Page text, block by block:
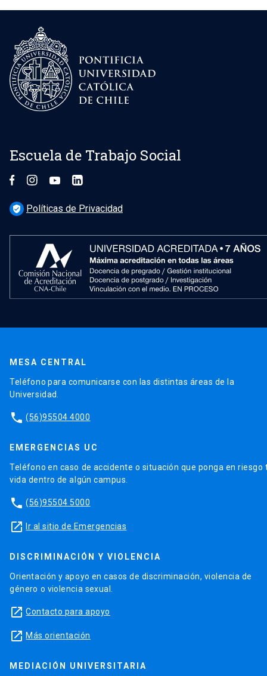
Escuela de Trabajo Social
verified_user Políticas de Privacidad
MESA CENTRAL
Teléfono para comunicarse con las distintas áreas de la
Universidad.
phone (56)95504 4000
EMERGENCIAS UC
Teléfono en caso de accidente o situación que ponga en riesgo
vida dentro de algún campus.
phone (56)95504 5000
launch Ir al sitio de Emergencias
DISCRIMINACIÓN Y VIOLENCIA
Orientación y apoyo en casos de discriminación, violencia de
género o violencia sexual.
launch Contacto para apoyo
launch Más orientación
MEDIACIÓN UNIVERSITARIA